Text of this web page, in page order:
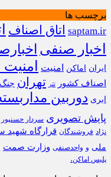
برچسب ها
saptam.ir اتاق اصناف
اخبار صنفی
ایران
اماکن امنیت
اصناف کشور
تتر تهران جنگ
ابری دوربین
پایش تصویری سردار حسنپور
نژاد فروشندگان قرارگاه شهید
ملی و واحدصنفی وزارت صمت
پلیس اماکن،